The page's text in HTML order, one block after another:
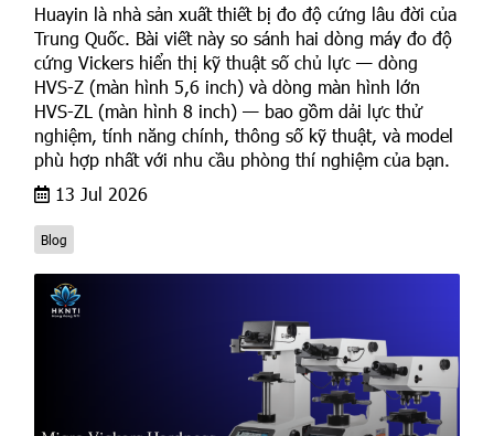
Huayin là nhà sản xuất thiết bị đo độ cứng lâu đời của
Trung Quốc. Bài viết này so sánh hai dòng máy đo độ
cứng Vickers hiển thị kỹ thuật số chủ lực — dòng
HVS-Z (màn hình 5,6 inch) và dòng màn hình lớn
HVS-ZL (màn hình 8 inch) — bao gồm dải lực thử
nghiệm, tính năng chính, thông số kỹ thuật, và model
phù hợp nhất với nhu cầu phòng thí nghiệm của bạn.
13 Jul 2026
Blog